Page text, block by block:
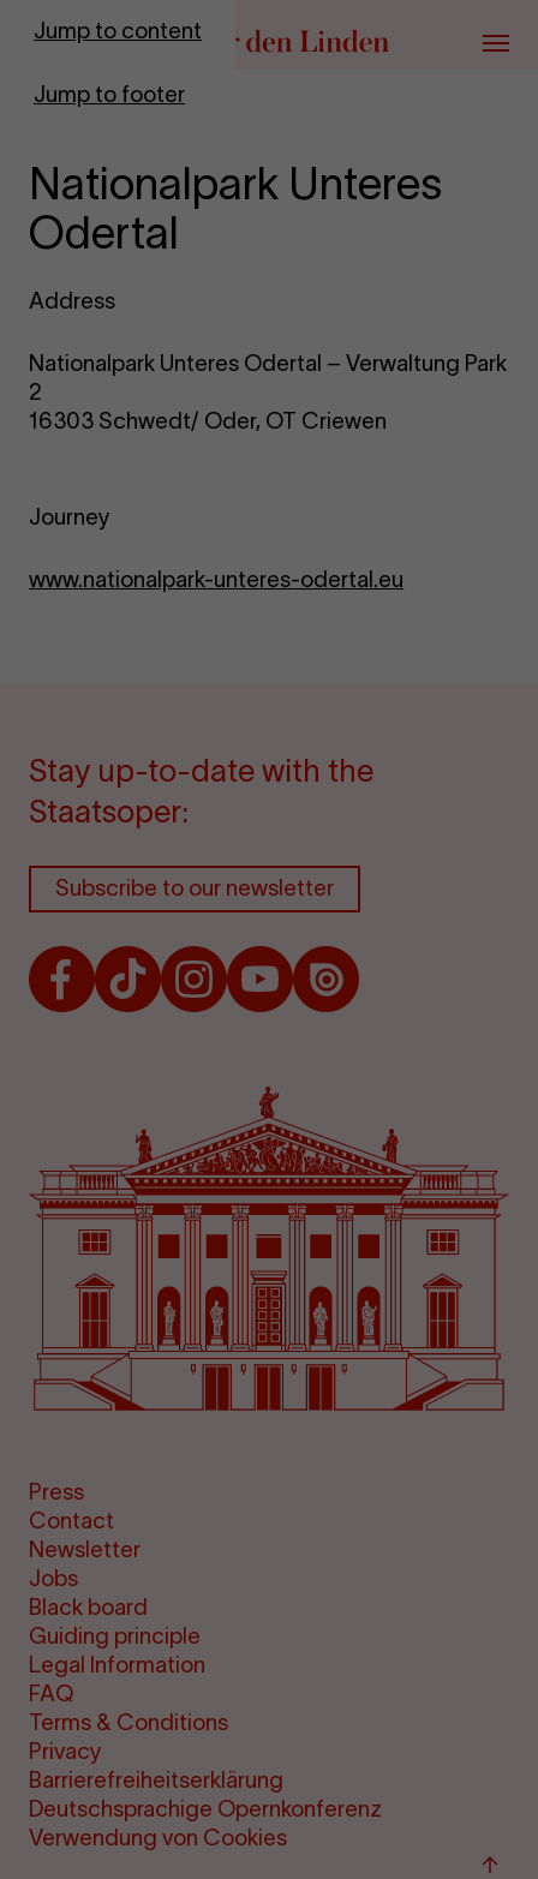
Jump to content
Jump to footer
Go to homepage
Menu
Nationalpark Unteres
Odertal
Address
Nationalpark Unteres Odertal – Verwaltung Park
2
16303 Schwedt/ Oder, OT Criewen
Journey
www.nationalpark-unteres-odertal.eu
Stay up-to-date with the
Staatsoper:
Subscribe to our newsletter
FacebookTikTokInstagramYoutubeIssuu
Press
Contact
Newsletter
Jobs
Black board
Guiding principle
Legal Information
FAQ
Terms & Conditions
Privacy
Barrierefreiheitserklärung
Deutschsprachige Opernkonferenz
Verwendung von Cookies
Back